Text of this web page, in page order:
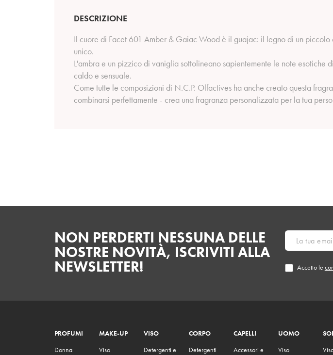
DESCRIZIONE
Il cuore di Facet 601 Amber & Gaiac Wood è il guajac: il legno di un
unico.
L'ambra e un pizzico di vaniglia sottolineano sapientemente le note esotiche
caldo e sensuale.
Come tutte le composizioni di N.C.P. Olfactives ha anche creato questa
combinarsi perfettamente - crea una fragranza personalizzata per la tua
NON PERDERTI NESSUNA DELLE
NOSTRE NOVITÀ, ISCRIVITI ALLA
NEWSLETTER! Accetto le
PROFUMI
Donna
MAKE-UP
Viso
VISO
Detergenti e
CORPO
Detergenti
CAPELLI
Accessori e
UOMO
Viso